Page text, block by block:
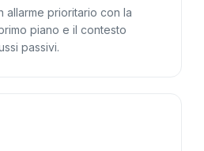
prioritario con la
piano e il contesto
passivi.